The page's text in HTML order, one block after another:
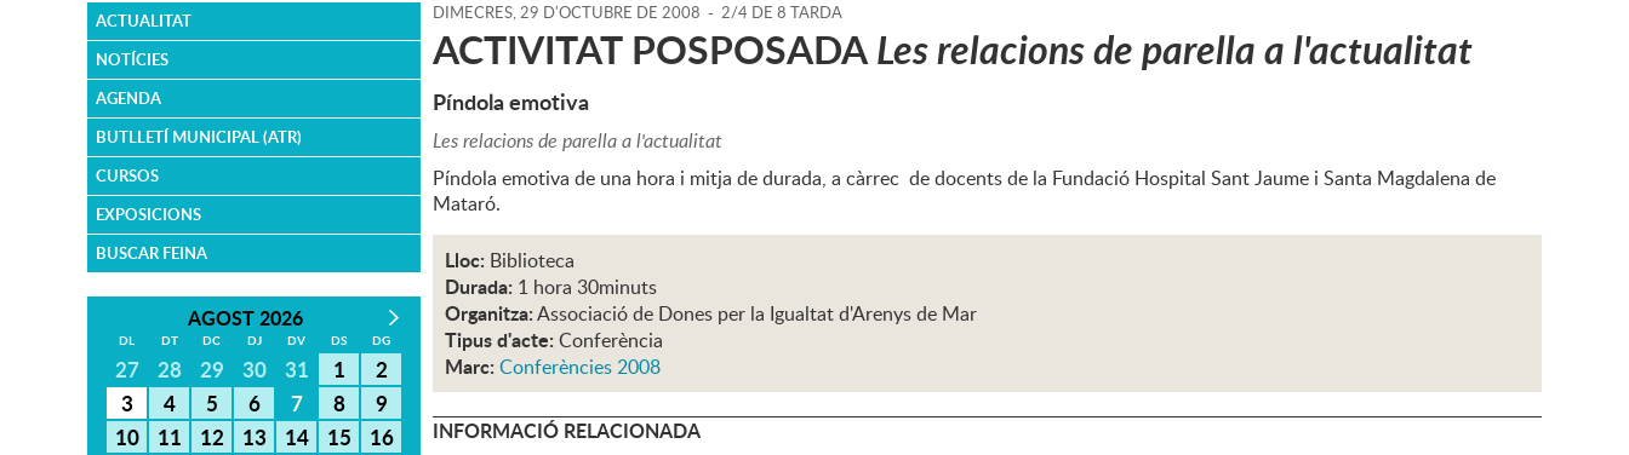
ACTUALITAT
NOTÍCIES
AGENDA
BUTLLETÍ MUNICIPAL (ATR)
CURSOS
EXPOSICIONS
BUSCAR FEINA
AGOST 2026
DL DT DC DJ DV DS DG
27 28 29 30 31 1
2
3
4 5 6 7 8
9
10
11 12 13 14 15
16
DIMECRES,29 D'OCTUBRE DE 2008 - 2/4 DE 8 TARDA
ACTIVITAT POSPOSADALes relacions de parella a l'actualitat
Píndola emotiva
Les relacions de parella a l'actualitat
Píndola emotiva de una hora i mitja de durada, a càrrec de docents de la Fundació Hospital Sant Jaume i Santa Magdalena de
Mataró.
Lloc: Biblioteca
Durada: 1 hora 30minuts
Organitza:Associació de Dones per la Igualtat d'Arenys de Mar
Tipus d'acte: Conferència
Marc: Conferències 2008
INFORMACIÓ RELACIONADA